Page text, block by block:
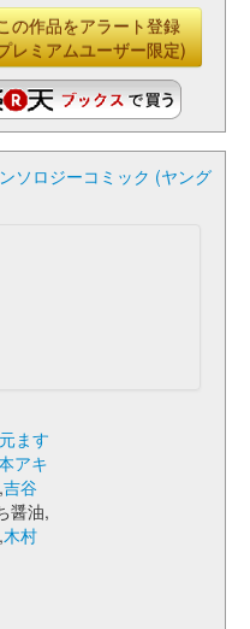
の作品をアラート登録
レミアムユーザー限定)
ソロジーコミック (ヤング
ます
アキ
,吉谷
醤油,
木村